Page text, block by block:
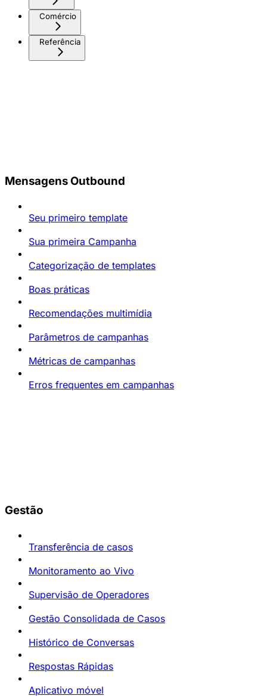
Comércio
Referência
Mensagens Outbound
Seu primeiro template
Sua primeira Campanha
Categorização de templates
Boas práticas
Recomendações multimídia
Parâmetros de campanhas
Métricas de campanhas
Erros frequentes em campanhas
Gestão
Transferência de casos
Monitoramento ao Vivo
Supervisão de Operadores
Gestão Consolidada de Casos
Histórico de Conversas
Respostas Rápidas
Aplicativo móvel